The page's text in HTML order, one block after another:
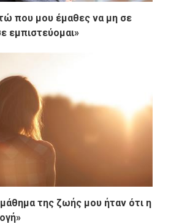
που μου έμαθες να μη σε
εμπιστεύομαι»
της ζωής μου ήταν ότι η